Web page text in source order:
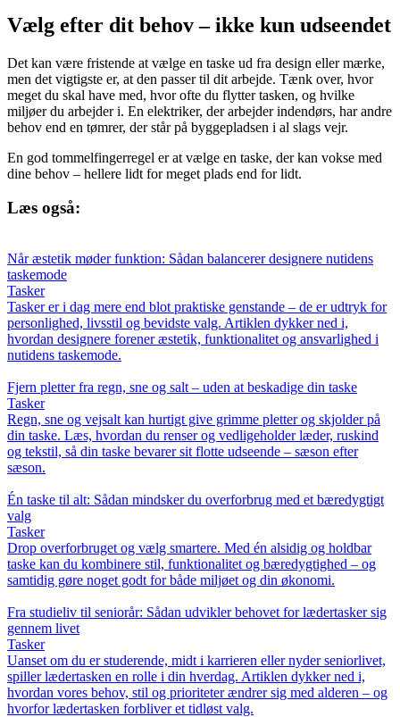
Vælg efter dit behov – ikke kun udseendet
Det kan være fristende at vælge en taske ud fra design eller mærke,
men det vigtigste er, at den passer til dit arbejde. Tænk over, hvor
meget du skal have med, hvor ofte du flytter tasken, og hvilke
miljøer du arbejder i. En elektriker, der arbejder indendørs, har andre
behov end en tømrer, der står på byggepladsen i al slags vejr.
En god tommelfingerregel er at vælge en taske, der kan vokse med
dine behov – hellere lidt for meget plads end for lidt.
Læs også:
Når æstetik møder funktion: Sådan balancerer designere nutidens
taskemode
Tasker
Tasker er i dag mere end blot praktiske genstande – de er udtryk for
personlighed, livsstil og bevidste valg. Artiklen dykker ned i,
hvordan designere forener æstetik, funktionalitet og ansvarlighed i
nutidens taskemode.
Fjern pletter fra regn, sne og salt – uden at beskadige din taske
Tasker
Regn, sne og vejsalt kan hurtigt give grimme pletter og skjolder på
din taske. Læs, hvordan du renser og vedligeholder læder, ruskind
og tekstil, så din taske bevarer sit flotte udseende – sæson efter
sæson.
Én taske til alt: Sådan mindsker du overforbrug med et bæredygtigt
valg
Tasker
Drop overforbruget og vælg smartere. Med én alsidig og holdbar
taske kan du kombinere stil, funktionalitet og bæredygtighed – og
samtidig gøre noget godt for både miljøet og din økonomi.
Fra studieliv til seniorår: Sådan udvikler behovet for lædertasker sig
gennem livet
Tasker
Uanset om du er studerende, midt i karrieren eller nyder seniorlivet,
spiller lædertasken en rolle i din hverdag. Artiklen dykker ned i,
hvordan vores behov, stil og prioriteter ændrer sig med alderen – og
hvorfor lædertasken forbliver et tidløst valg.